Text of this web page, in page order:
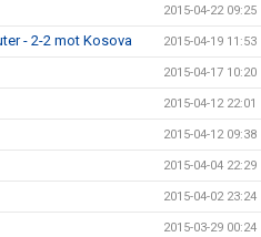
2015-04-22 09:25
- 2-2 mot Kosova 2015-04-19 11:53
2015-04-17 10:20
2015-04-12 22:01
2015-04-12 09:38
2015-04-04 22:29
2015-04-02 23:24
2015-03-29 00:24